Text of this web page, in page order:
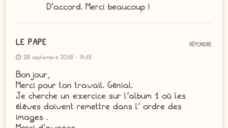
D’accord. Merci beaucoup !
LE PAPE
28 septembre 2018 - 7h19
Bonjour,
Merci pour ton travail. Génial.
Je cherche un exercice sur l’album 1 où les
élèves doivent remettre dans l’ ordre des
images .
RÉPONDRE